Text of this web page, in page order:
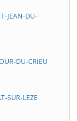
JEAN-DU-
DU-CRiEU
SUR-LEZE